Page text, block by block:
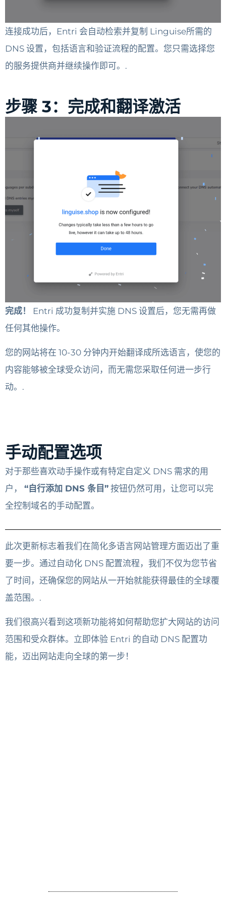
连接成功后，Entri 会自动检索并复制 Linguise所需的
DNS 设置，包括语言和验证流程的配置。您只需选择您
的服务提供商并继续操作即可。.
步骤 3：完成和翻译激活
完成！
Entri 成功复制并实施 DNS 设置后，您无需再做
任何其他操作。
您的网站将在 10-30 分钟内开始翻译成所选语言，使您的
内容能够被全球受众访问，而无需您采取任何进一步行
动。.
手动配置选项
对于那些喜欢动手操作或有特定自定义 DNS 需求的用
户， “自行添加 DNS 条目” 按钮仍然可用，让您可以完
全控制域名的手动配置。
此次更新标志着我们在简化多语言网站管理方面迈出了重
要一步。通过自动化 DNS 配置流程，我们不仅为您节省
了时间，还确保您的网站从一开始就能获得最佳的全球覆
盖范围。.
我们很高兴看到这项新功能将如何帮助您扩大网站的访问
范围和受众群体。立即体验 Entri 的自动 DNS 配置功
能，迈出网站走向全球的第一步！